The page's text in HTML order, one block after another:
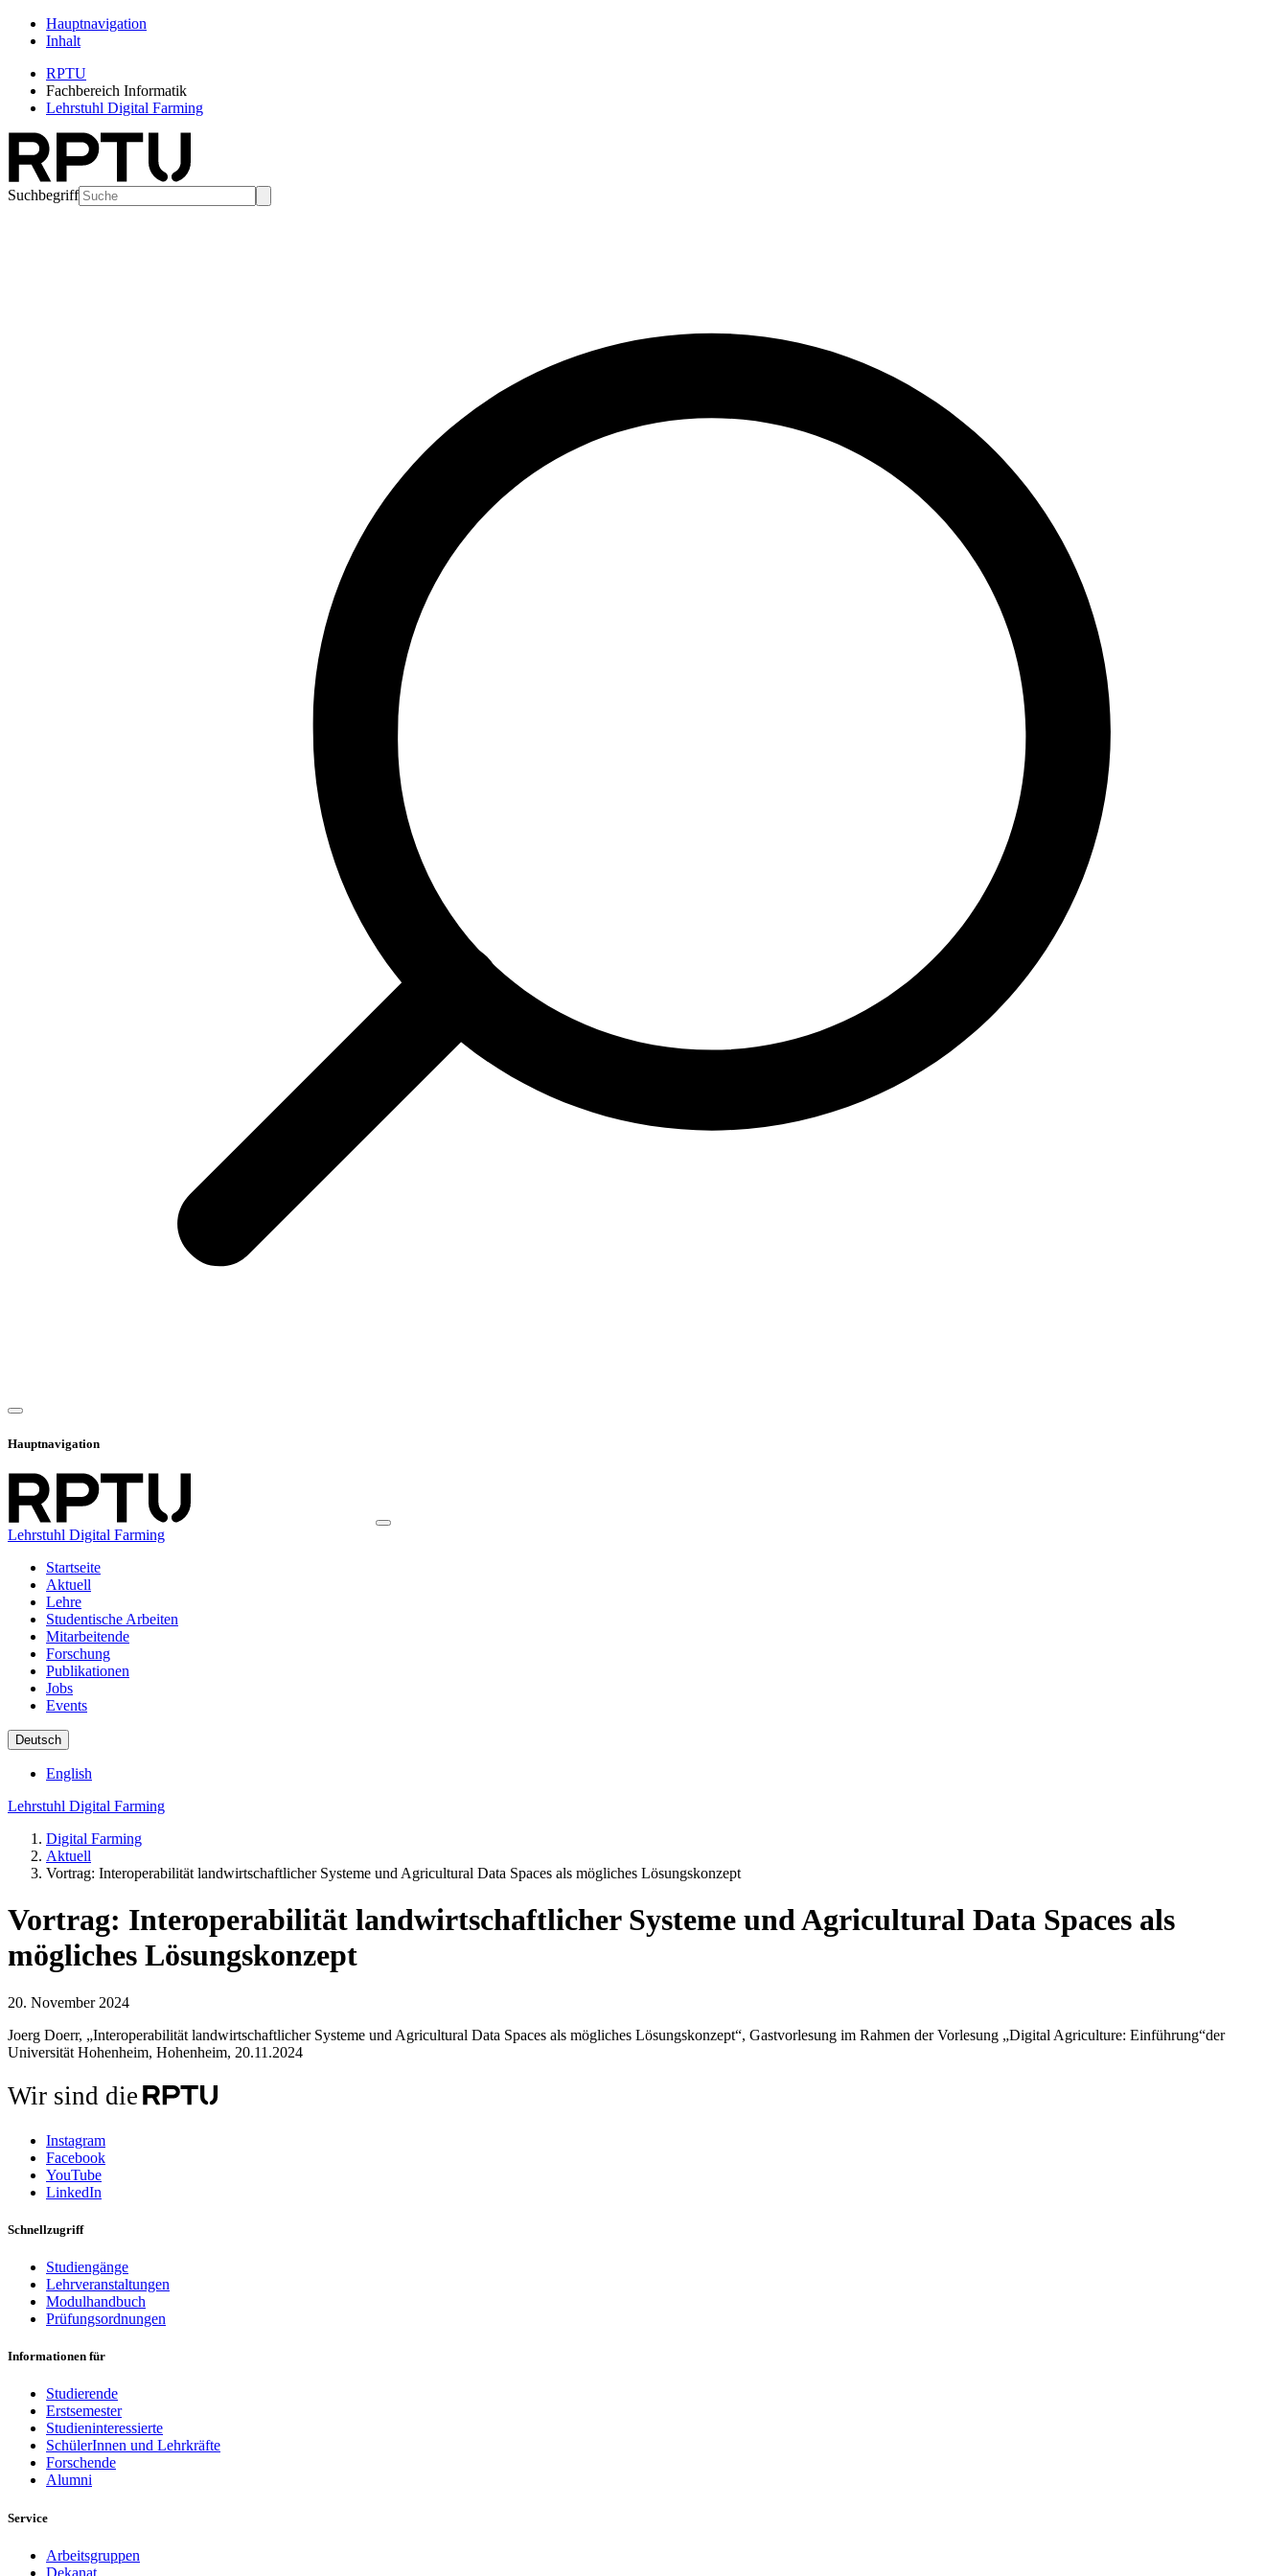
Hauptnavigation
Inhalt
RPTU
Fachbereich Informatik
Lehrstuhl Digital Farming
Suchbegriff
Hauptnavigation
Lehrstuhl Digital Farming
Startseite
Aktuell
Lehre
Studentische Arbeiten
Mitarbeitende
Forschung
Publikationen
Jobs
Events
Deutsch
English
Lehrstuhl Digital Farming
Digital Farming
Aktuell
Vortrag: Interoperabilität landwirtschaftlicher Systeme und Agricultural Data Spaces als mögliches Lösungskonzept
Vortrag: Interoperabilität landwirtschaftlicher Systeme und Agricultural Data Spaces als
mögliches Lösungskonzept
20. November 2024
Joerg Doerr, „Interoperabilität landwirtschaftlicher Systeme und Agricultural Data Spaces als mögliches Lösungskonzept“, Gastvorlesung im Rahmen der Vorlesung „Digital Agriculture: Einführung“der
Universität Hohenheim, Hohenheim, 20.11.2024
Wir sind die
Instagram
Facebook
YouTube
LinkedIn
Schnellzugriff
Studiengänge
Lehrveranstaltungen
Modulhandbuch
Prüfungsordnungen
Informationen für
Studierende
Erstsemester
Studieninteressierte
SchülerInnen und Lehrkräfte
Forschende
Alumni
Service
Arbeitsgruppen
Dekanat